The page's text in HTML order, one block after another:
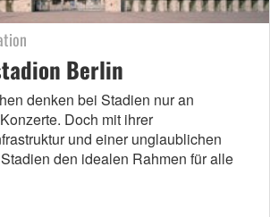
Berlin
denken bei Stadien nur an
Doch mit ihrer
und einer unglaublichen
den idealen Rahmen für alle